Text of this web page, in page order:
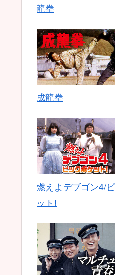
龍拳
成龍拳
燃えよデブゴン4/
ット!